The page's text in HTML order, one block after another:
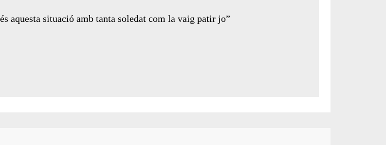
aquesta situació amb tanta soledat com la vaig patir jo”